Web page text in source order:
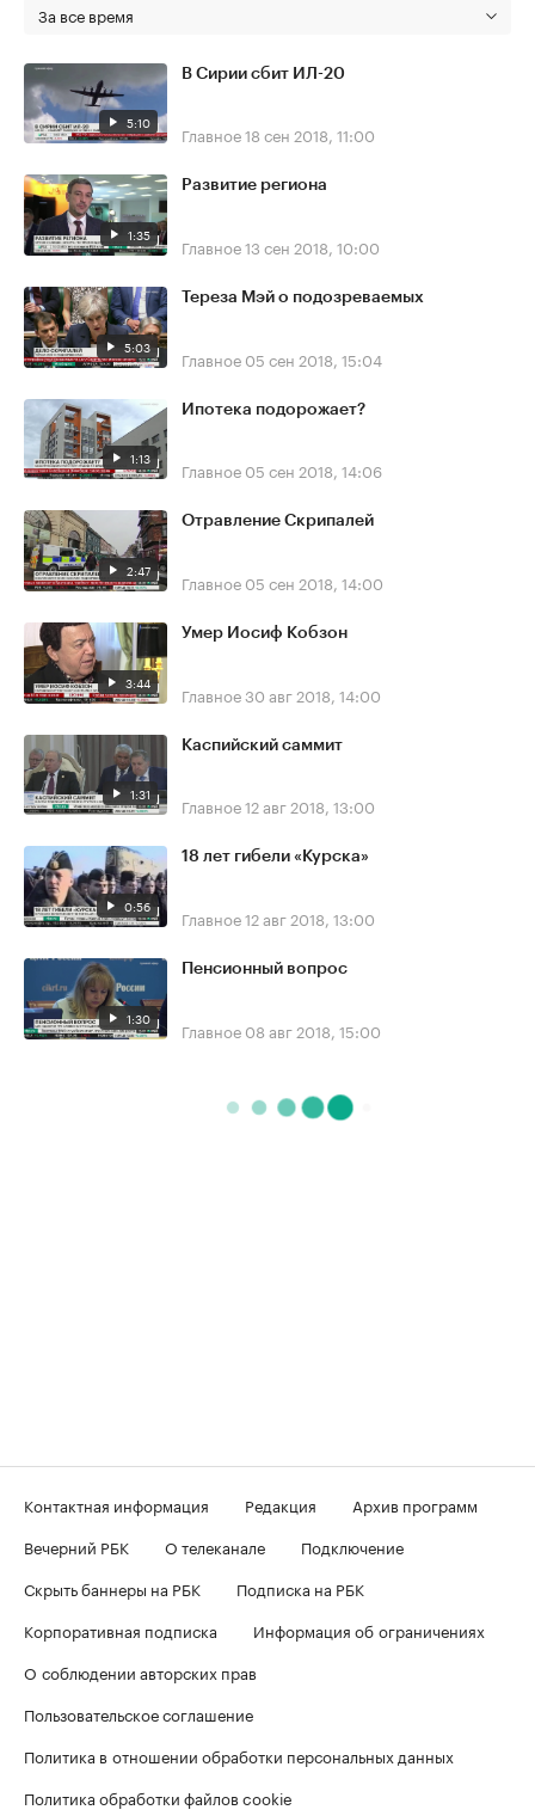
За все время
5:10
В Сирии сбит ИЛ-20
Главное18 сен 2018, 11:00
1:35
Развитие региона
Главное13 сен 2018, 10:00
5:03
Тереза Мэй о подозреваемых
Главное 05 сен 2018, 15:04
1:13
Ипотека подорожает?
Главное 05 сен 2018, 14:06
2:47
Отравление Скрипалей
Главное 05 сен 2018, 14:00
3:44
Умер Иосиф Кобзон
Главное30 авг 2018, 14:00
1:31
Каспийский саммит
Главное12 авг 2018, 13:00
0:56
18 лет гибели «Курска»
Главное12 авг 2018, 13:00
1:30
Пенсионный вопрос
Главное 08 авг 2018, 15:00
Контактная информация Редакция
Архив программ
Вечерний РБК
О телеканале
Подключение
Скрыть баннеры на РБК
Подписка на РБК
Корпоративная подписка
Информация об ограничениях
О соблюдении авторских прав
Пользовательское соглашение
Политика в отношении обработки персональных данных
Политика обработки файлов cookie